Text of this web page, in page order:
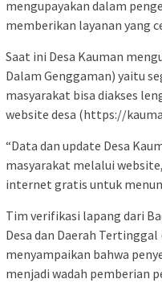
mengupayakan dalam
memberikan layanan yang
Saat ini Desa Kauman
Dalam Genggaman) yaitu
masyarakat bisa diakses
website desa (https://
“Data dan update Desa
masyarakat melalui
internet gratis untuk
Tim verifikasi lapang dari
Desa dan Daerah
menyampaikan bahwa
menjadi wadah pemberian